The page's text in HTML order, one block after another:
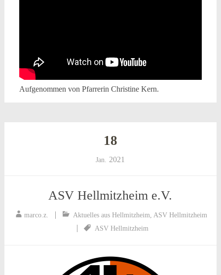
Aufgenommen von Pfarrerin Christine Kern.
18
Jan. 2021
ASV Hellmitzheim e.V.
marco.z. Aktuelles aus Hellmitzheim ASV Hellmitzheim
ASV Hellmitzheim